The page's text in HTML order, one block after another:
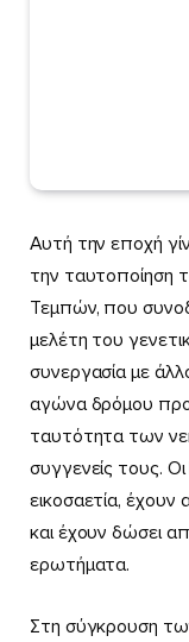
Αυτή την εποχή
την ταυτοποίηση
Τεμπών, που
μελέτη του
συνεργασία με
αγώνα δρόμου
ταυτότητα των
συγγενείς τους.
εικοσαετία,
και έχουν δώσει
ερωτήματα.
Στη σύγκρουση